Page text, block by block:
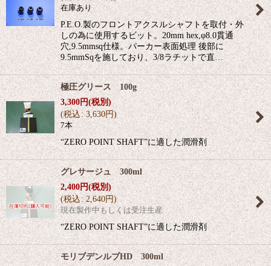
在庫あり
P.E.O.製のフロントアクスルシャフトを取付・外
しの為に使用するビット。20mm hex,φ8.0貫通
穴,9.5mmsq仕様。パーカー表面処理 後部に
9.5mmSqを施しており、3/8ラチットで直…
極圧グリース 100g
3,300円(税別)
(税込: 3,630円)
7本
“ZERO POINT SHAFT”に適した潤滑剤
グレサージュ 300ml
2,400円(税別)
(税込: 2,640円)
現在製作中もしくは受注生産
“ZERO POINT SHAFT”に適した潤滑剤
モリブデンルブHD 300ml